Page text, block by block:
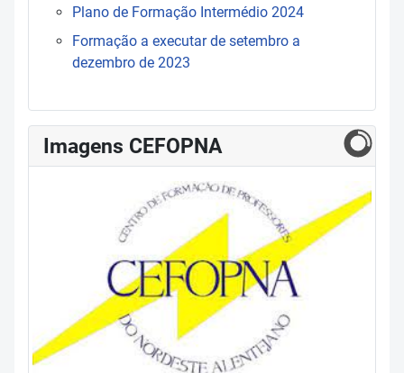
Plano de Formação Intermédio 2024
Formação a executar de setembro a
dezembro de 2023
Imagens CEFOPNA